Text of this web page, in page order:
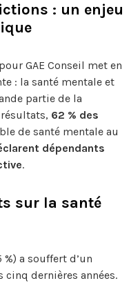
: un enjeu
GAE Conseil met en
: la santé mentale et
partie de la
62 % des
de santé mentale au
dépendants
.
sur la santé
a souffert d’un
dernières années.